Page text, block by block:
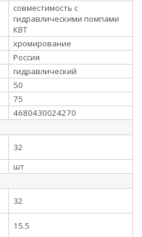
совместимость с
гидравлическими помпами
КВТ
хромирование
Россия
гидравлический
50
75
4680430024270
32
шт
32
15.5